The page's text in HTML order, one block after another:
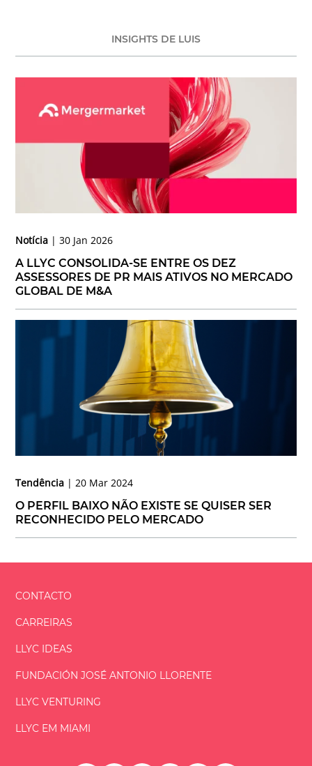
INSIGHTS DE LUIS
Notícia
30 Jan 2026
A LLYC CONSOLIDA-SE ENTRE OS DEZ
ASSESSORES DE PR MAIS ATIVOS NO MERCADO
GLOBAL DE M&A
Tendência
20 Mar 2024
O PERFIL BAIXO NÃO EXISTE SE QUISER SER
RECONHECIDO PELO MERCADO
CONTACTO
CARREIRAS
LLYC IDEAS
FUNDACIÓNJOSÉ ANTONIO LLORENTE
LLYC VENTURING
LLYC EM MIAMI